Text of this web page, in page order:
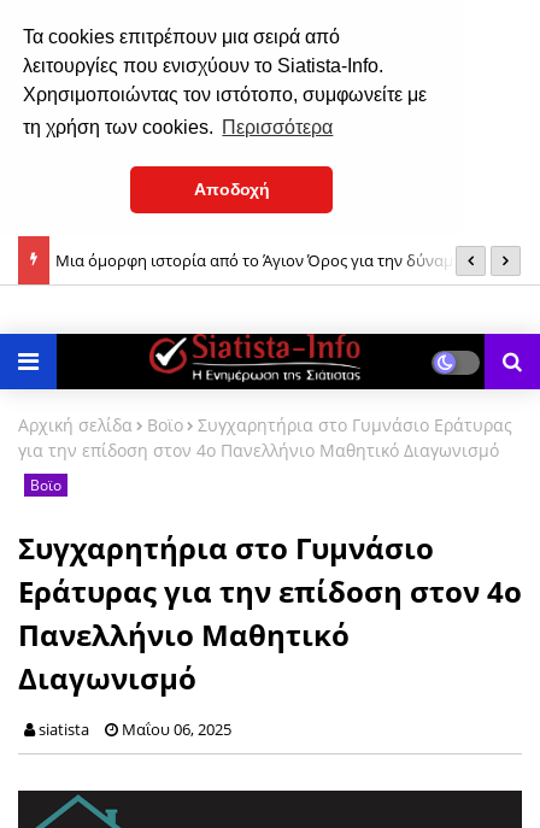
Τα cookies επιτρέπουν μια σειρά από
λειτουργίες που ενισχύουν το Siatista-Info.
Χρησιμοποιώντας τον ιστότοπο, συμφωνείτε με
τη χρήση των cookies. Περισσότερα
Αποδοχή
& Μια όμορφη ιστορία από το Άγιον Όρος για την δύναμη της
Αρχική σελίδα Βοϊο
Συγχαρητήρια στο Γυμνάσιο Εράτυρας
για την επίδοση στον 4ο Πανελλήνιο Μαθητικό Διαγωνισμό
Βοϊο
Συγχαρητήρια στο Γυμνάσιο
Εράτυρας για την επίδοση στον 4ο
Πανελλήνιο Μαθητικό
Διαγωνισμό
siatista Μαΐου 06, 2025